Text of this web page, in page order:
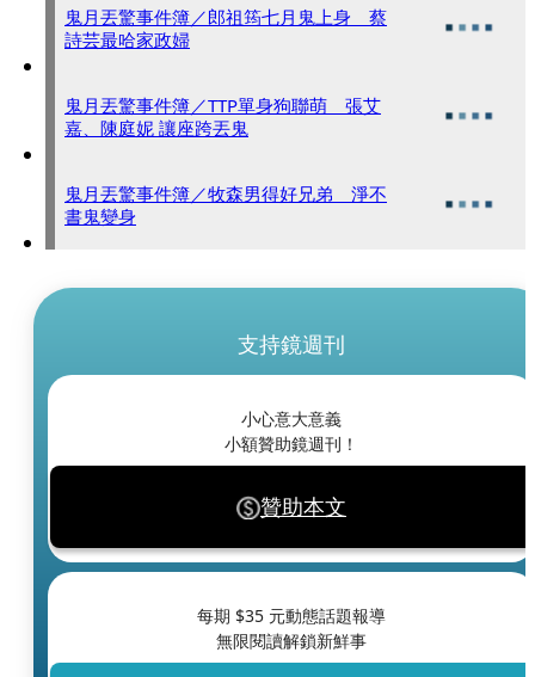
鬼月丟驚事件簿／郎祖筠七月鬼上身 蔡
詩芸最哈家政婦
鬼月丟驚事件簿／TTP單身狗聯萌 張艾
嘉、陳庭妮 讓座跨丟鬼
鬼月丟驚事件簿／牧森男得好兄弟 淨不
書鬼變身
支持鏡週刊
小心意大意義
小額贊助鏡週刊！
贊助本文
每期 $35 元動態話題報導
無限閱讀解鎖新鮮事